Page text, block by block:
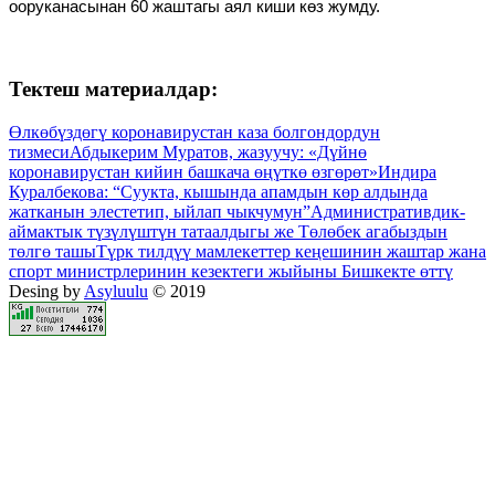
ооруканасынан 60 жаштагы аял киши көз жумду.
Тектеш материалдар:
Өлкөбүздөгү коронавирустан каза болгондордун
тизмесиАбдыкерим Муратов, жазуучу: «Дүйнө
коронавирустан кийин башкача өңүткө өзгөрөт»Индира
Куралбекова: “Суукта, кышында апамдын көр алдында
жатканын элестетип, ыйлап чыкчумун”Административдик-
аймактык түзүлүштүн татаалдыгы же Төлөбек агабыздын
төлгө ташыТүрк тилдүү мамлекеттер кеңешинин жаштар жана
спорт министрлеринин кезектеги жыйыны Бишкекте өттү
Desing by Asyluulu © 2019